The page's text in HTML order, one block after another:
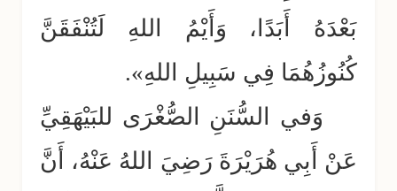
بَعْدَهُ أَبَدًا، وَأَيْمُ اللهِ لَتُنْفَقَنَّ
كُنُوزُهُمَا فِي سَبِيلِ اللهِ».
وَفي السُّنَنِ الصُّغْرَى للبَيْهَقِيِّ
عَنْ أَبِي هُرَيْرَةَ رَضِيَ اللهُ عَنْهُ، أَنَّ